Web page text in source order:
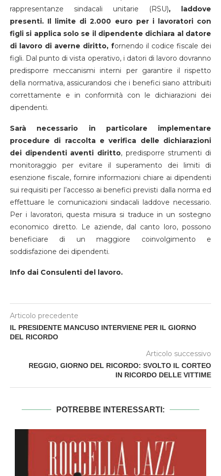
rappresentanze sindacali unitarie (RSU), laddove
presenti. Il limite di 2.000 euro per i lavoratori con
figli si applica solo se il dipendente dichiara al datore
di lavoro di averne diritto, fornendo il codice fiscale dei
figli. Dal punto di vista operativo, i datori di lavoro dovranno
predisporre meccanismi interni per garantire il rispetto
della normativa, assicurandosi che i benefici siano attribuiti
correttamente e in conformità con le dichiarazioni dei
dipendenti.
Sarà necessario in particolare implementare
procedure di raccolta e verifica delle dichiarazioni
dei dipendenti aventi diritto, predisporre strumenti di
monitoraggio per evitare il superamento dei limiti di
esenzione fiscale, fornire informazioni chiare ai dipendenti
sui requisiti per l’accesso ai benefici previsti dalla norma ed
effettuare le comunicazioni sindacali laddove necessario.
Per i lavoratori, questa misura si traduce in un sostegno
economico diretto. Le aziende, dal canto loro, possono
beneficiare di un maggiore coinvolgimento e
soddisfazione dei dipendenti.
Info dai Consulenti del lavoro.
Articolo precedente
IL PRESIDENTE MANCUSO INTERVIENE PER IL GIORNO
DEL RICORDO
Articolo successivo
REGGIO, GIORNO DEL RICORDO: SVOLTO IL CORTEO
IN RICORDO DELLE VITTIME
POTREBBE INTERESSARTI: